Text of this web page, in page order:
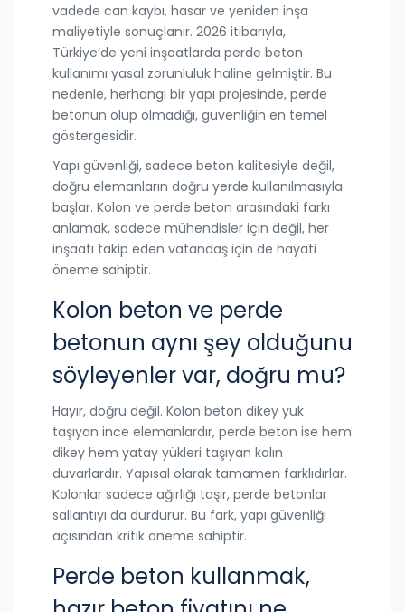
vadede can kaybı, hasar ve yeniden inşa
maliyetiyle sonuçlanır. 2026 itibarıyla,
Türkiye’de yeni inşaatlarda perde beton
kullanımı yasal zorunluluk haline gelmiştir. Bu
nedenle, herhangi bir yapı projesinde, perde
betonun olup olmadığı, güvenliğin en temel
göstergesidir.
Yapı güvenliği, sadece beton kalitesiyle değil,
doğru elemanların doğru yerde kullanılmasıyla
başlar. Kolon ve perde beton arasındaki farkı
anlamak, sadece mühendisler için değil, her
inşaatı takip eden vatandaş için de hayati
öneme sahiptir.
Kolon beton ve perde
betonun aynı şey olduğunu
söyleyenler var, doğru mu?
Hayır, doğru değil. Kolon beton dikey yük
taşıyan ince elemanlardır, perde beton ise hem
dikey hem yatay yükleri taşıyan kalın
duvarlardır. Yapısal olarak tamamen farklıdırlar.
Kolonlar sadece ağırlığı taşır, perde betonlar
sallantıyı da durdurur. Bu fark, yapı güvenliği
açısından kritik öneme sahiptir.
Perde beton kullanmak,